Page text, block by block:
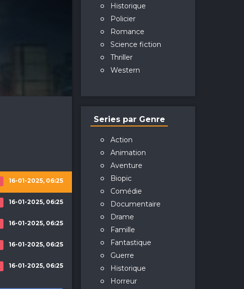
16-01-2025, 06:25
16-01-2025, 06:25
16-01-2025, 06:25
16-01-2025, 06:25
16-01-2025, 06:25
Historique
Policier
Romance
Science fiction
Thriller
Western
Series par Genre
Action
Animation
Aventure
Biopic
Comédie
Documentaire
Drame
Famille
Fantastique
Guerre
Historique
Horreur